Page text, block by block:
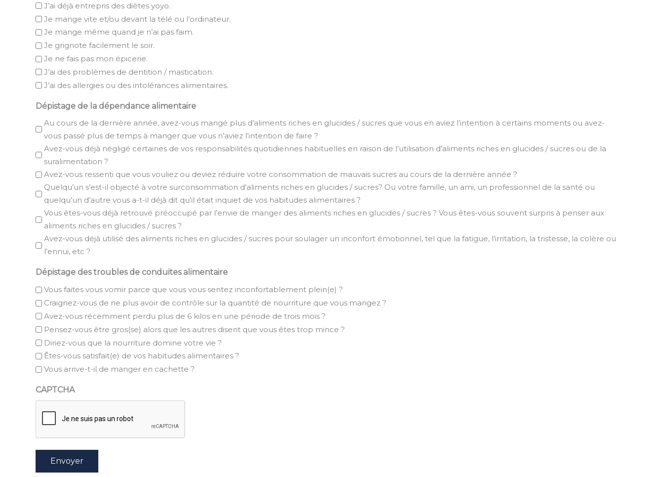
J’ai déjà entrepris des diètes yoyo.
Je mange vite et/ou devant la télé ou l’ordinateur.
Je mange même quand je n’ai pas faim.
Je grignote facilement le soir.
Je ne fais pas mon épicerie.
J’ai des problèmes de dentition / mastication.
J’ai des allergies ou des intolérances alimentaires.
Dépistage de la dépendance alimentaire
Au cours de la dernière année, avez-vous mangé plus d’aliments riches en glucides / sucres que vous en aviez l’intention à certains moments ou avez-
vous passé plus de temps à manger que vous n’aviez l’intention de faire ?
Avez-vous déjà négligé certaines de vos responsabilités quotidiennes habituelles en raison de l’utilisation d’aliments riches en glucides / sucres ou de la
suralimentation ?
Avez-vous ressenti que vous vouliez ou deviez réduire votre consommation de mauvais sucres au cours de la dernière année ?
Quelqu’un s’est-il objecté à votre surconsommation d’aliments riches en glucides / sucres? Ou votre famille, un ami, un professionnel de la santé ou
quelqu’un d’autre vous a-t-il déjà dit qu’il était inquiet de vos habitudes alimentaires ?
Vous êtes-vous déjà retrouvé préoccupé par l’envie de manger des aliments riches en glucides / sucres ? Vous êtes-vous souvent surpris à penser aux
aliments riches en glucides / sucres ?
Avez-vous déjà utilisé des aliments riches en glucides / sucres pour soulager un inconfort émotionnel, tel que la fatigue, l’irritation, la tristesse, la colère ou
l’ennui, etc ?
Dépistage des troubles de conduites alimentaire
Vous faites vous vomir parce que vous vous sentez inconfortablement plein(e) ?
Craignez-vous de ne plus avoir de contrôle sur la quantité de nourriture que vous mangez ?
Avez-vous récemment perdu plus de 6 kilos en une période de trois mois ?
Pensez-vous être gros(se) alors que les autres disent que vous êtes trop mince ?
Diriez-vous que la nourriture domine votre vie ?
Êtes-vous satisfait(e) de vos habitudes alimentaires ?
Vous arrive-t-il de manger en cachette ?
CAPTCHA